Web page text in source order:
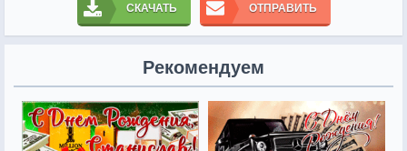
СКАЧАТЬ ОТПРАВИТЬ
Рекомендуем